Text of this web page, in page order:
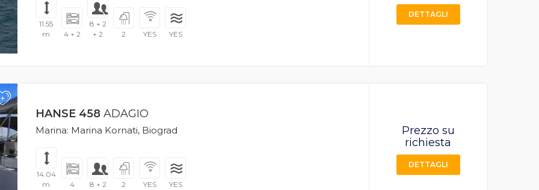
11.55
m
4 + 2
8 + 2
+ 2
2 YES YES
DETTAGLI
+
HANSE 458 ADAGIO
Marina: Marina Kornati, Biograd
14.04
m
4 8 + 2 2 YES YES
Prezzo su
richiesta
DETTAGLI